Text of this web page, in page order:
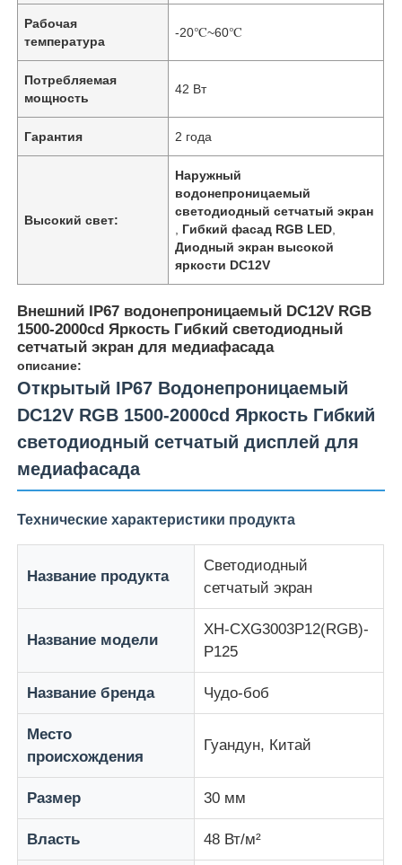
Домой
О нас
Свяжитесь с нами
Новости
Рабочая
температура
-20℃~60℃
Потребляемая
мощность
42 Вт
Гарантия 2 года
Высокий свет:
Наружный
водонепроницаемый
светодиодный сетчатый экран
Гибкий фасад RGB LED
Диодный экран высокой
яркости DC12V
Внешний IP67 водонепроницаемый DC12V RGB
1500-2000cd Яркость Гибкий светодиодный
сетчатый экран для медиафасада
описание:
Открытый IP67 Водонепроницаемый
DC12V RGB 1500-2000cd Яркость Гибкий
светодиодный сетчатый дисплей для
медиафасада
Технические характеристики продукта
Название продукта
Светодиодный
сетчатый экран
Название модели
XH-CXG3003P12(RGB)-
P125
Название бренда Чудо-боб
Место
происхождения
Гуандун, Китай
Размер 30 мм
Власть 48 Вт/м²